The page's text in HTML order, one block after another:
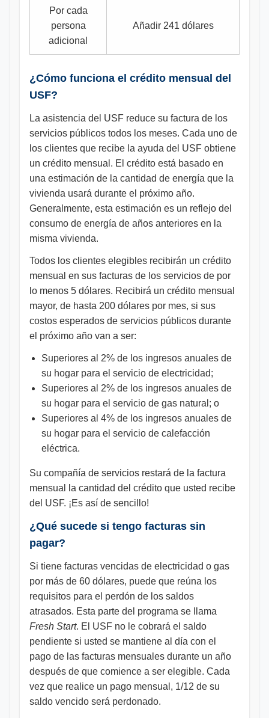
Por cada
persona
adicional
Añadir 241 dólares
¿Cómo funciona el crédito mensual del
USF?
La asistencia del USF reduce su factura de los
servicios públicos todos los meses. Cada uno de
los clientes que recibe la ayuda del USF obtiene
un crédito mensual. El crédito está basado en
una estimación de la cantidad de energía que la
vivienda usará durante el próximo año.
Generalmente, esta estimación es un reflejo del
consumo de energía de años anteriores en la
misma vivienda.
Todos los clientes elegibles recibirán un crédito
mensual en sus facturas de los servicios de por
lo menos 5 dólares. Recibirá un crédito mensual
mayor, de hasta 200 dólares por mes, si sus
costos esperados de servicios públicos durante
el próximo año van a ser:
Superiores al 2% de los ingresos anuales de
su hogar para el servicio de electricidad;
Superiores al 2% de los ingresos anuales de
su hogar para el servicio de gas natural; o
Superiores al 4% de los ingresos anuales de
su hogar para el servicio de calefacción
eléctrica.
Su compañía de servicios restará de la factura
mensual la cantidad del crédito que usted recibe
del USF. ¡Es así de sencillo!
¿Qué sucede si tengo facturas sin
pagar?
Si tiene facturas vencidas de electricidad o gas
por más de 60 dólares, puede que reúna los
requisitos para el perdón de los saldos
atrasados. Esta parte del programa se llama
Fresh Start. El USF no le cobrará el saldo
pendiente si usted se mantiene al día con el
pago de las facturas mensuales durante un año
después de que comience a ser elegible. Cada
vez que realice un pago mensual, 1/12 de su
saldo vencido será perdonado.